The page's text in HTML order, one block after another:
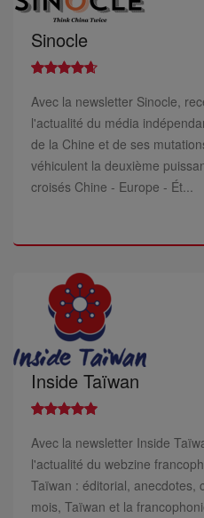
Sinocle
Avec la newsletter Sinocle,
l'actualité du média
de la Chine et de ses
véhiculent la deuxième
croisés Chine - Europe - Ét...
Inside Taïwan
Avec la newsletter Inside
l'actualité du webzine
Taïwan : éditorial, anecdotes,
mois, Taïwan et la